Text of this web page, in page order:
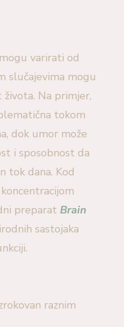
varirati od
slučajevima mogu
Na primjer,
tokom
dok umor može
i sposobnost da
tok dana. Kod
preparat Brain
sastojaka
raznim